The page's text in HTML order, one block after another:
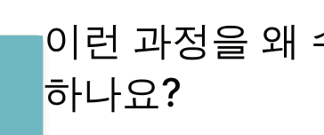
이런 과정을 왜
하나요?